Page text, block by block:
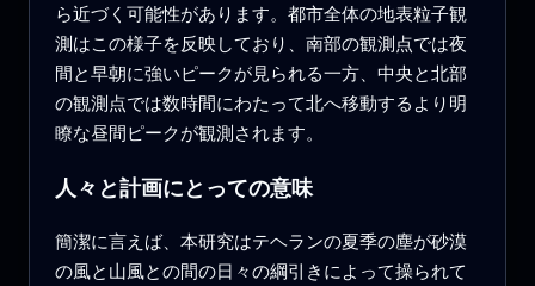
ら近づく可能性があります。都市全体の地表粒子観
測はこの様子を反映しており、南部の観測点では夜
間と早朝に強いピークが見られる一方、中央と北部
の観測点では数時間にわたって北へ移動するより明
瞭な昼間ピークが観測されます。
人々と計画にとっての意味
簡潔に言えば、本研究はテヘランの夏季の塵が砂漠
の風と山風との間の日々の綱引きによって操られて